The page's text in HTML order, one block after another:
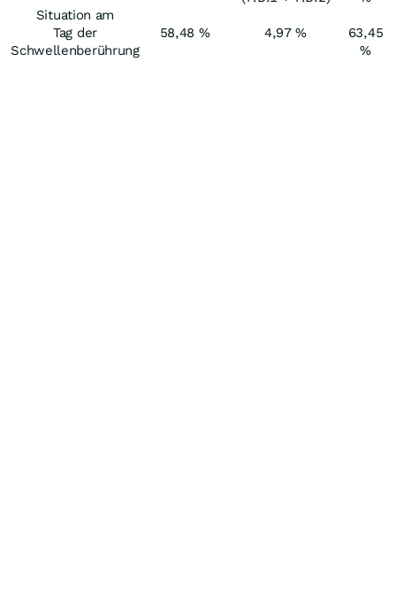
Situation am
Tag der
Schwellenberührung
58,48 % 4,97 %
63,45
%